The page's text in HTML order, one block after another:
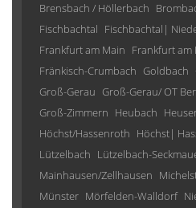
Brensbach / Höllerbach
Fischbachtal Fischbachtal|
Frankfurt am Main Frankfurt am
Fränkisch-Crumbach Goldbach
Groß-Gerau Groß-Gerau/ OT
Groß-Zimmern Heubach
Höchst/Hassenroth Höchst|
Lützelbach Lützelbach-
Mainhausen/Zellhausen
Münster Mörfelden-Walldorf